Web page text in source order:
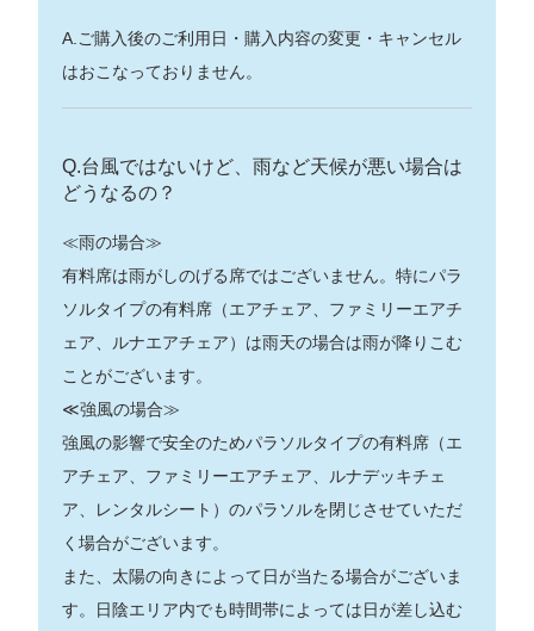
A.ご購入後のご利用日・購入内容の変更・キャンセル
はおこなっておりません。
Q.台風ではないけど、雨など天候が悪い場合は
どうなるの？
≪雨の場合≫
有料席は雨がしのげる席ではございません。特にパラ
ソルタイプの有料席（エアチェア、ファミリーエアチ
ェア、ルナエアチェア）は雨天の場合は雨が降りこむ
ことがございます。
≪強風の場合≫
強風の影響で安全のためパラソルタイプの有料席（エ
アチェア、ファミリーエアチェア、ルナデッキチェ
ア、レンタルシート）のパラソルを閉じさせていただ
く場合がございます。
また、太陽の向きによって日が当たる場合がございま
す。日陰エリア内でも時間帯によっては日が差し込む